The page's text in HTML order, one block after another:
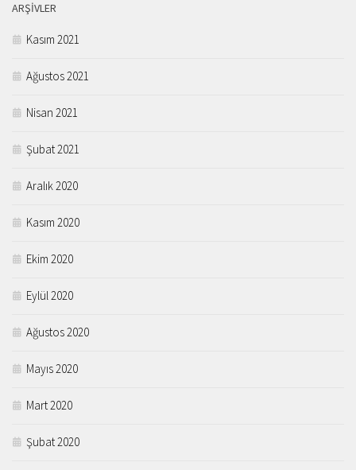
ARŞIVLER
Kasım 2021
Ağustos 2021
Nisan 2021
Şubat 2021
Aralık 2020
Kasım 2020
Ekim 2020
Eylül 2020
Ağustos 2020
Mayıs 2020
Mart 2020
Şubat 2020